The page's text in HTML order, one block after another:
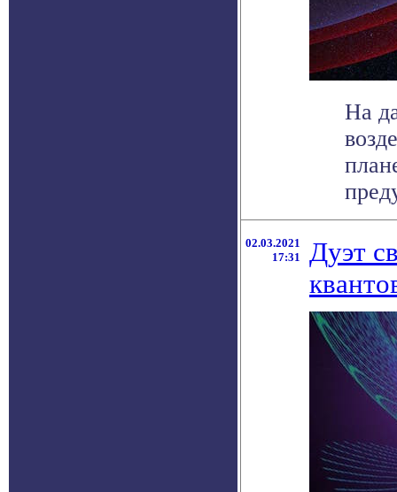
На
02.03.2021
17:31
Дуэт